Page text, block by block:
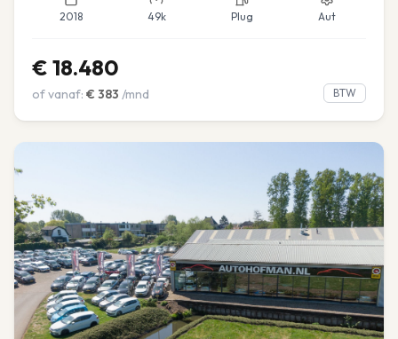
2018 49k Plug Aut
€ 18.480
of vanaf: € 383 /mnd BTW